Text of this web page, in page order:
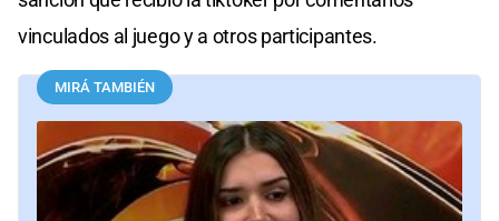
vinculados al juego y a otros participantes.
MIRÁ TAMBIÉN